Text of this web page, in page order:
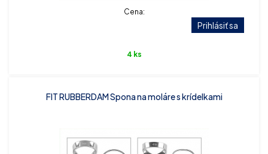
Cena:
Prihlásiť sa
4 ks
FIT RUBBERDAM Spona na moláre s krídelkami